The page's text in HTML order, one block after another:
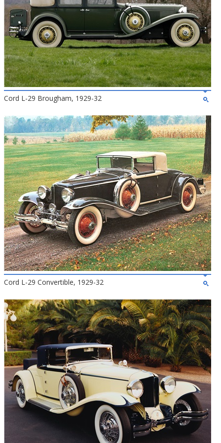
Cord L-29 Brougham, 1929-32
Cord L-29 Convertible, 1929-32